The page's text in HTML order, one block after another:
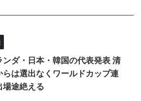
ンダ・日本・韓国の代表発表 清
らは選出なくワールドカップ連
場途絶える